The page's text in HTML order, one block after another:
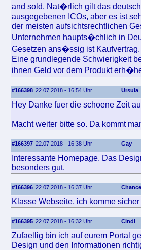
and sold. Nat�rlich gilt das
ausgegebenen ICOs, aber es ist
der meisten aufsichtsrechtlichen
Unternehmen haupts�chlich in
Gesetzen ans�ssig ist Kaufvertrag.
Eine grundlegende Schwierigkeit
ihnen Geld vor dem Produkt
#166398 22.07.2018 - 16:54 Uhr Ursula
Hey Danke fuer die schoene Zeit
Macht weiter bitte so. Da kommt
#166397 22.07.2018 - 16:38 Uhr Gay
Interessante Homepage. Das
besonders gut.
#166396 22.07.2018 - 16:37 Uhr Chance
Klasse Webseite, ich komme
#166395 22.07.2018 - 16:32 Uhr Cindi
Zufaellig bin ich auf eurem Portal
Design und den Informationen